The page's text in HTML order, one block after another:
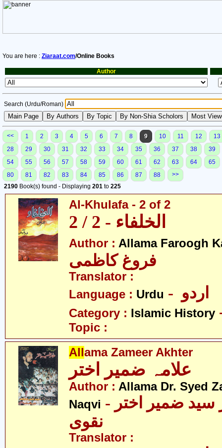
You are here : Ziaraat.com/Online Books
Author
Search (Urdu/Roman)
<< 1 2 3 4 5 6 7 8 9 10 11 12
13
28
29 30 31 32 33 34 35 36 37 38
39
54
55 56 57 58 59 60 61 62 63 64
65
80
81 82 83 84 85 86 87 88
>>
2190 Book(s) found - Displaying 201 to 225
Al-Khulafa - 2 of 2
الخلفاء - 2 / 2
Author : Allama Faroogh
فروغ کاظمی
Translator :
Language : Urdu
Category : Islamic History
Topic :
Allama Zameer Akhter
Author : Allama Dr. Syed
Naqvi - علامہ ڈاکٹر سید ضمیر اختر
نقوی
Translator :